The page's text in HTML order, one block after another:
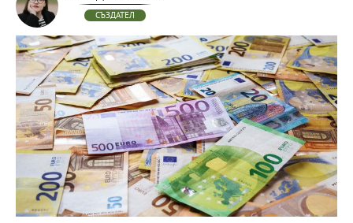
СЪЗДАТЕЛ